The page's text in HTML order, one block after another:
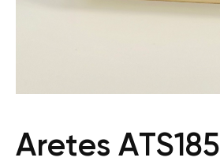
Aretes ATS185